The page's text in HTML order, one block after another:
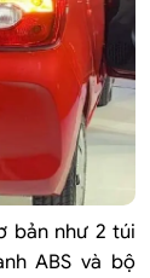
bản như 2 túi
ABS và bộ